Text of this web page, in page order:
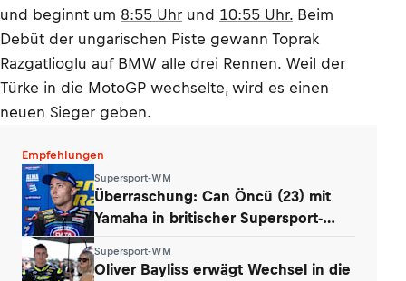
und beginnt um 8:55 Uhr und 10:55 Uhr. Beim
Debüt der ungarischen Piste gewann Toprak
Razgatlioglu auf BMW alle drei Rennen. Weil der
Türke in die MotoGP wechselte, wird es einen
neuen Sieger geben.
Empfehlungen
Supersport-WM
Überraschung: Can Öncü (23) mit
Yamaha in britischer Supersport-
Supersport-WM
Oliver Bayliss erwägt Wechsel in die